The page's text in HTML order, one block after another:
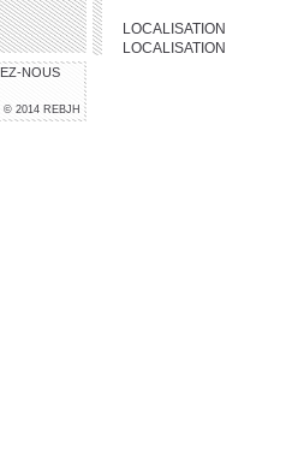
NOUS
© 2014 REBJH
LOCALISATION
LOCALISATION